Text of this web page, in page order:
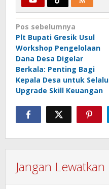
Navigasi
pos
Pos sebelumnya
Plt Bupati Gresik Usul
Workshop Pengelolaan
Dana Desa Digelar
Berkala: Penting Bagi
Kepala Desa untuk Selalu
Upgrade Skill Keuangan
Jangan Lewatkan